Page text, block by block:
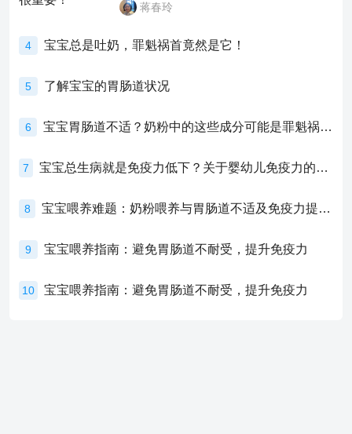
蒋春玲
4 宝宝总是吐奶，罪魁祸首竟然是它！
5 了解宝宝的胃肠道状况
6 宝宝胃肠道不适？奶粉中的这些成分可能是罪魁祸首！
7 宝宝总生病就是免疫力低下？关于婴幼儿免疫力的真相，家长必须了解！
8 宝宝喂养难题：奶粉喂养与胃肠道不适及免疫力提升的奥秘
9 宝宝喂养指南：避免胃肠道不耐受，提升免疫力
10 宝宝喂养指南：避免胃肠道不耐受，提升免疫力